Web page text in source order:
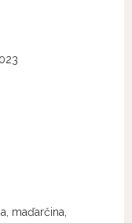
maďarčina,